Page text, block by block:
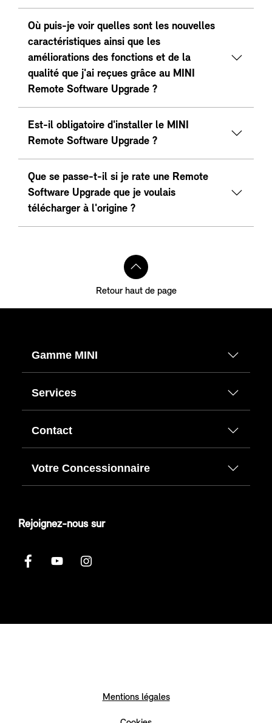
Où puis-je voir quelles sont les nouvelles
caractéristiques ainsi que les
améliorations des fonctions et de la
qualité que j'ai reçues grâce au MINI
Remote Software Upgrade ?
Est-il obligatoire d'installer le MINI
Remote Software Upgrade ?
Que se passe-t-il si je rate une Remote
Software Upgrade que je voulais
télécharger à l'origine ?
Retour haut de page
Gamme MINI
Services
Contact
Votre Concessionnaire
Rejoignez-nous sur
Mentions légales